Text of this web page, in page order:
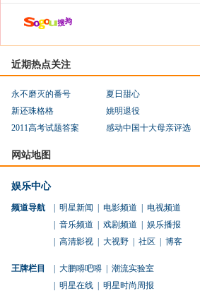
近期热点关注
永不磨灭的番号 夏日甜心
新还珠格格
姚明退役
2011高考试题答案
感动中国十大母亲评选
网站地图
娱乐中心
频道导航 明星新闻 电影频道
电视频道
音乐频道 戏剧频道
娱乐播报
高清影视 大视野 社区 博客
王牌栏目 大鹏嘚吧嘚
潮流实验室
明星在线
明星时尚周报